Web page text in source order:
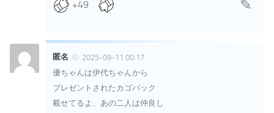
+49
匿名
2025-09-11 00:17
優ちゃんは伊代ちゃんから
プレゼントされたカゴバック
載せてるよ、あの二人は仲良し